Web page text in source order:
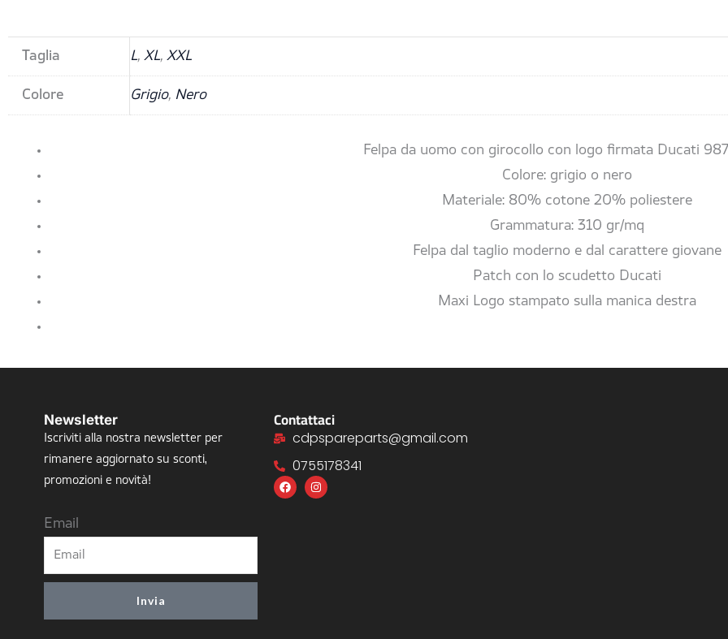
Taglia L, XL, XXL
Colore Grigio, Nero
Felpa da uomo con girocollo con logo firmata Ducati
Colore: grigio o nero
Materiale: 80% cotone 20% poliestere
Grammatura: 310 gr/mq
Felpa dal taglio moderno e dal carattere giovane
Patch con lo scudetto Ducati
Maxi Logo stampato sulla manica destra
Newsletter
Iscriviti alla nostra newsletter per
rimanere aggiornato su sconti,
promozioni e novità!
Email
Invia
Contattaci
cdpspareparts@gmail.com
0755178341
F
a
I
n